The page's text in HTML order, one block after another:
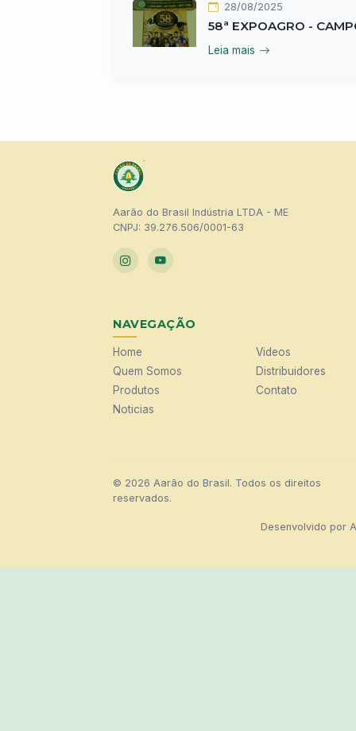
28/08/2025
58ª EXPOAGRO -
Leia mais
Aarão do Brasil Indústria LTDA - ME
CNPJ: 39.276.506/0001-63
NAVEGAÇÃO
Home
Quem Somos
Produtos
Noticias
Videos
Distribuidores
Contato
© 2026 Aarão do Brasil. Todos os direitos
reservados.
Desenvolvido por